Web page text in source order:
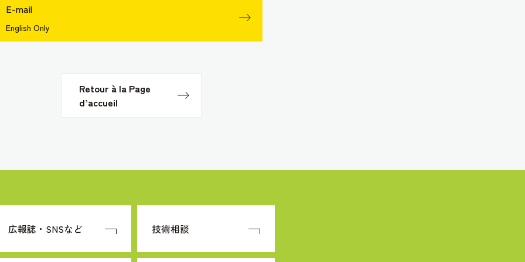
E-mail
English Only
Retour à la Page
d’accueil
広報誌・SNSなど 技術相談